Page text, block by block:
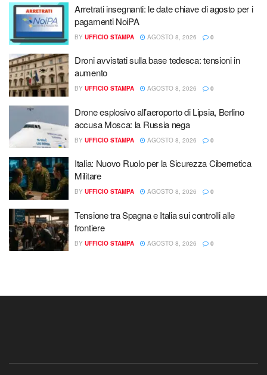
Arretrati insegnanti: le date chiave di agosto per i
pagamenti NoiPA
BY UFFICIO STAMPA AGOSTO 8, 2026 0
Droni avvistati sulla base tedesca: tensioni in
aumento
BY UFFICIO STAMPA AGOSTO 8, 2026 0
Drone esplosivo all’aeroporto di Lipsia, Berlino
accusa Mosca: la Russia nega
BY UFFICIO STAMPA AGOSTO 8, 2026 0
Italia: Nuovo Ruolo per la Sicurezza Cibernetica
Militare
BY UFFICIO STAMPA AGOSTO 8, 2026 0
Tensione tra Spagna e Italia sui controlli alle
frontiere
BY UFFICIO STAMPA AGOSTO 8, 2026 0